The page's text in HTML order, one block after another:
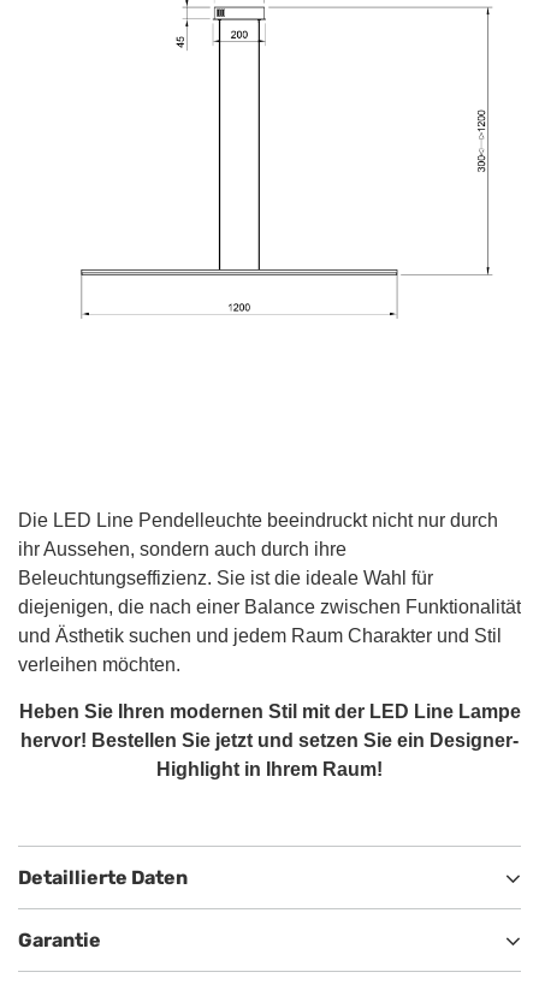
Die LED Line Pendelleuchte beeindruckt nicht nur durch
ihr Aussehen, sondern auch durch ihre
Beleuchtungseffizienz. Sie ist die ideale Wahl für
diejenigen, die nach einer Balance zwischen Funktionalität
und Ästhetik suchen und jedem Raum Charakter und Stil
verleihen möchten.
Heben Sie Ihren modernen Stil mit der LED Line Lampe
hervor! Bestellen Sie jetzt und setzen Sie ein Designer-
Highlight in Ihrem Raum!
Detaillierte Daten
Garantie